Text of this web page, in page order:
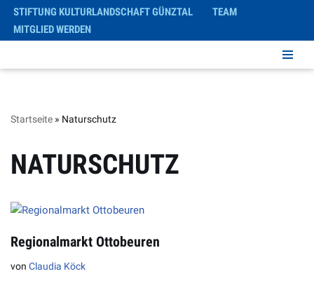
Zum
springen
STIFTUNG KULTURLANDSCHAFT GÜNZTAL
TEAM
MITGLIED WERDEN
Startseite » Naturschutz
NATURSCHUTZ
Regionalmarkt Ottobeuren
von Claudia Köck